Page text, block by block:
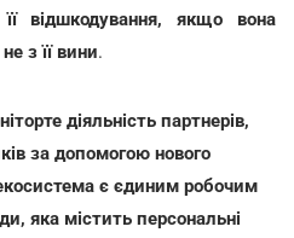
її відшкодування, якщо вона
з її вини.
діяльність партнерів,
за допомогою нового
є єдиним робочим
яка містить персональні